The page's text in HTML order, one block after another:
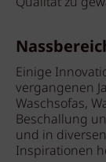
Einige
vergangenen
Waschsofas,
Beschallung
und in
Inspirationen